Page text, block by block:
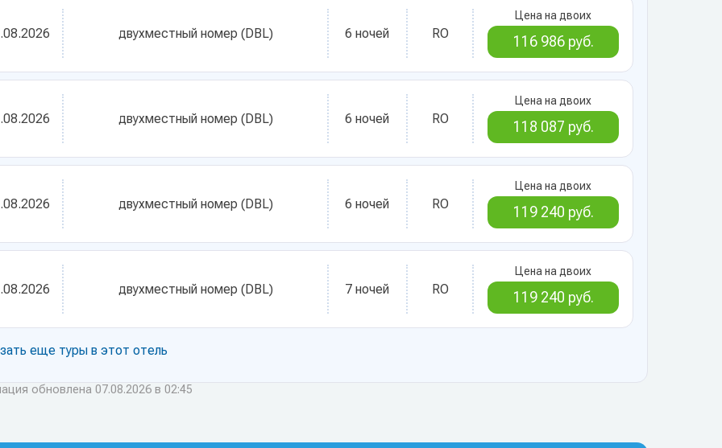
двухместный номер (DBL) 6 ночей RO
Цена на двоих
116 986 руб.
двухместный номер (DBL) 6 ночей RO
Цена на двоих
118 087 руб.
двухместный номер (DBL) 6 ночей RO
Цена на двоих
119 240 руб.
двухместный номер (DBL) 7 ночей RO
Цена на двоих
119 240 руб.
еще туры в этот отель
обновлена 07.08.2026 в 02:45